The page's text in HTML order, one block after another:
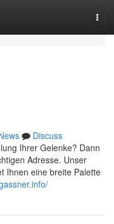
Discuss
Ihrer Gelenke? Dann
Adresse. Unser
Ihnen eine breite Palette